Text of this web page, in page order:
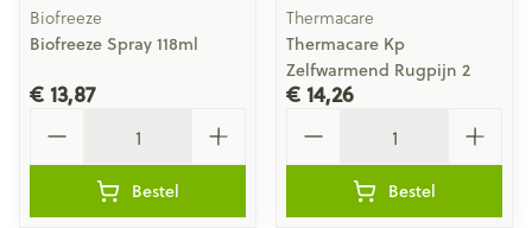
Biofreeze
Biofreeze Spray 118ml
€ 13,87
Bestel
Thermacare
Thermacare Kp
Zelfwarmend Rugpijn 2
€ 14,26
Bestel